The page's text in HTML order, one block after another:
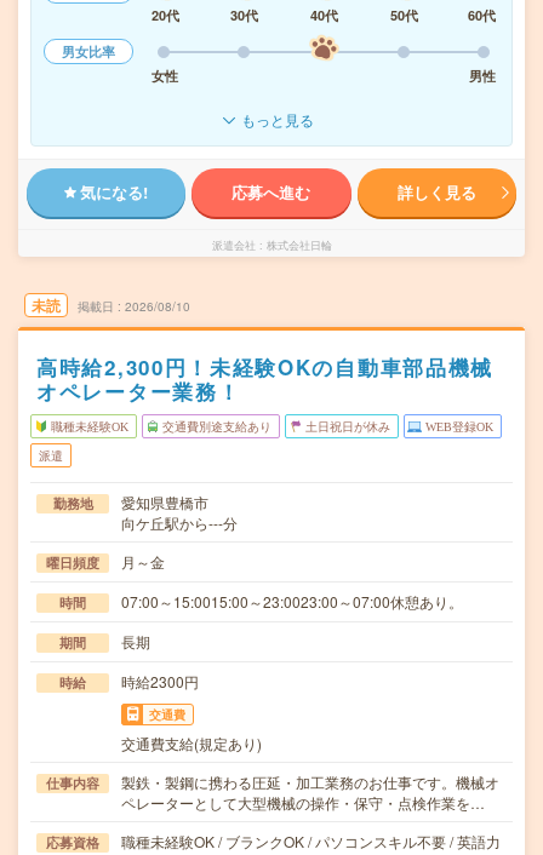
20代
30代 40代 50代
60代
男女比率
女性
男性
もっと見る
気になる! 応募へ進む 詳しく見る
派遣会社 株式会社日輪
未読 掲載日 2026/08/10
高時給2,300円！未経験OKの自動車部品機械
オペレーター業務！
職種未経験OK 交通費別途支給あり 土日祝日が休み WEB登録OK
派遣
勤務地
愛知県豊橋市
向ケ丘駅から---分
曜日頻度 月～金
時間 07:00～15:0015:00～23:0023:00～07:00休憩あり。
期間 長期
時給 時給2300円
交通費
交通費支給(規定あり)
仕事内容
製鉄・製鋼に携わる圧延・加工業務のお仕事です。機械オ
ペレーターとして大型機械の操作・保守・点検作業を…
応募資格
職種未経験OK / ブランクOK / パソコンスキル不要 / 英語力